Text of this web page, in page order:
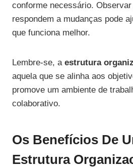
conforme necessário.
respondem a mudanças pode
que funciona melhor.
Lembre-se, a estrutura
aquela que se alinha aos
promove um ambiente de
colaborativo.
Os Benefícios De
Estrutura